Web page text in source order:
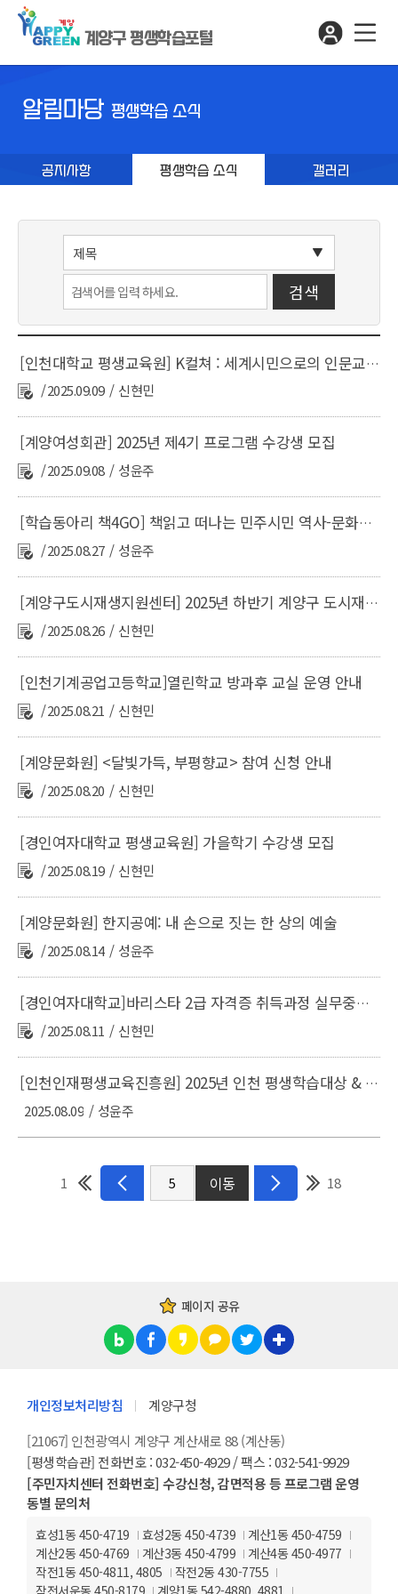
계양구 평생학습포털
알림마당 평생학습 소식
공지사항 평생학습 소식 갤러리
[인천대학교 평생교육원] K컬쳐 : 세계시민으로의 인문교양 기획강좌 참여 안내
2025.09.09
신현민
[계양여성회관] 2025년 제4기 프로그램 수강생 모집
2025.09.08 성윤주
[학습동아리 책4GO] 책읽고 떠나는 민주시민 역사-문화기행
2025.08.27
성윤주
[계양구도시재생지원센터] 2025년 하반기 계양구 도시재생대학 실용문화강좌 수강생 모집
2025.08.26
신현민
[인천기계공업고등학교]열린학교 방과후 교실 운영 안내
2025.08.21 신현민
[계양문화원] <달빛가득, 부평향교> 참여 신청 안내
2025.08.20 신현민
[경인여자대학교 평생교육원] 가을학기 수강생 모집
2025.08.19 신현민
[계양문화원] 한지공예: 내 손으로 짓는 한 상의 예술
2025.08.14 성윤주
[경인여자대학교]바리스타 2급 자격증 취득과정 실무중심 교육 프로그램 수강생 모집
2025.08.11
신현민
[인천인재평생교육진흥원] 2025년 인천 평생학습대상 & 유공자 표창 안내
2025.08.09
성윤주
1 18
페이지 공유
개인정보처리방침
계양구청
[21067] 인천광역시 계양구 계산새로 88 (계산동)
[평생학습관] 전화번호 : 032-450-4929 / 팩스 : 032-541-9929
[주민자치센터 전화번호] 수강신청, 감면적용 등 프로그램 운영
동별 문의처
효성1동 450-4719 효성2동 450-4739
계산1동 450-4759
계산2동 450-4769
계산3동 450-4799
계산4동 450-4977
작전1동 450-4811, 4805
작전2동 430-7755
작전서운동 450-8179
계양1동 542-4880, 4881